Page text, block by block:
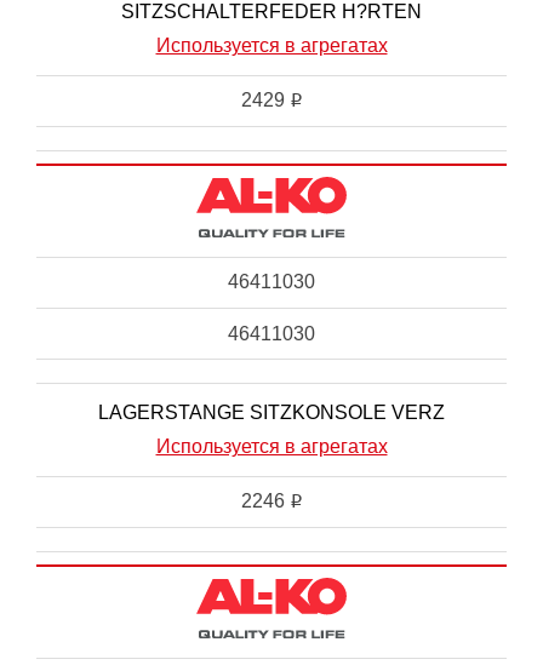
SITZSCHALTERFEDER H?RTEN
Используется в агрегатах
2429 i
46411030
46411030
LAGERSTANGE SITZKONSOLE VERZ
Используется в агрегатах
2246 i